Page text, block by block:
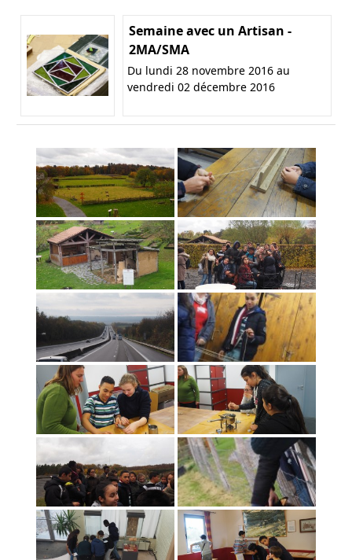
Semaine avec un Artisan -
2MA/SMA
Du lundi 28 novembre 2016 au
vendredi 02 décembre 2016